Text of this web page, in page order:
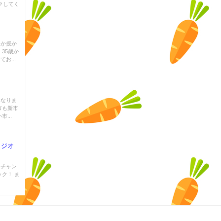
してく
授か
35歳か
お...
りま
も新市
...
オ
ャン
！ ま